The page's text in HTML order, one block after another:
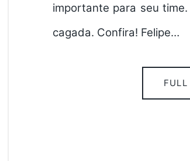
importante para seu
cagada. Confira! Felipe…
FULL